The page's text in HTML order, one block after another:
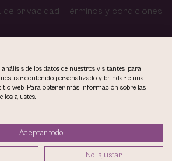
de privacidad Términos y condiciones
Contacto Accesibilidad
COPYRIGHT © 2026
DISEÑO WEB SGM
de los datos de nuestros visitantes, para
contenido personalizado y brindarle una
web. Para obtener más información sobre las
los ajustes.
Aceptar todo
No, ajustar